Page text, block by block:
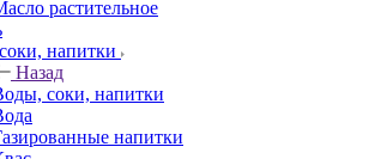
растительное
напитки
Назад
соки, напитки
напитки